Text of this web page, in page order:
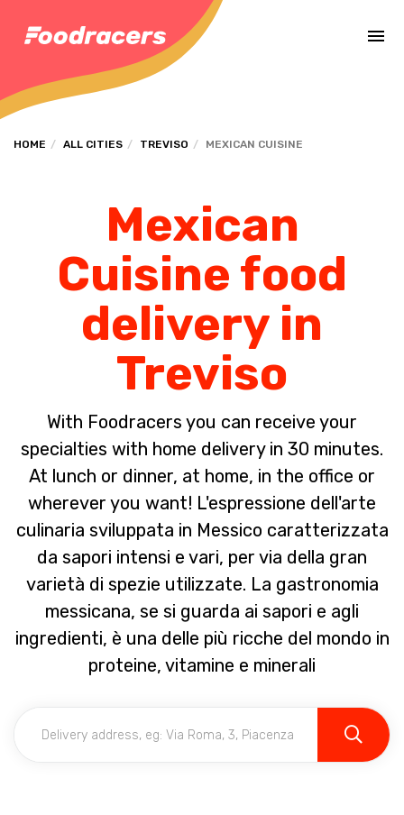
HOME ALL CITIES TREVISO MEXICAN CUISINE
Mexican
Cuisine food
delivery in
Treviso
With Foodracers you can receive your
specialties with home delivery in 30 minutes.
At lunch or dinner, at home, in the office or
wherever you want! L'espressione dell'arte
culinaria sviluppata in Messico caratterizzata
da sapori intensi e vari, per via della gran
varietà di spezie utilizzate. La gastronomia
messicana, se si guarda ai sapori e agli
ingredienti, è una delle più ricche del mondo in
proteine, vitamine e minerali